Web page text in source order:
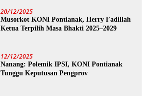
20/12/2025
Musorkot KONI Pontianak, Herry Fadillah
Ketua Terpilih Masa Bhakti 2025–2029
12/12/2025
Nanang: Polemik IPSI, KONI Pontianak
Tunggu Keputusan Pengprov